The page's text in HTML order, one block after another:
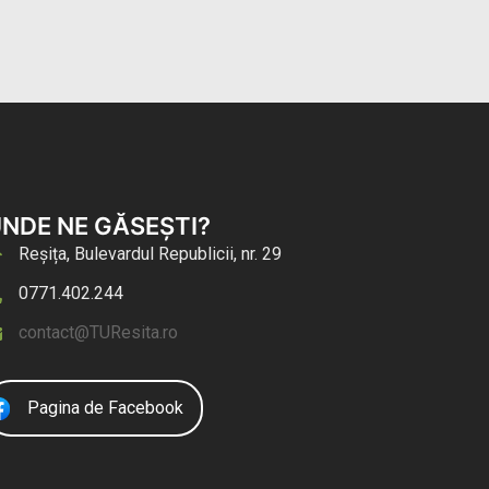
NE GĂSEȘTI?
Reșița, Bulevardul Republicii, nr. 29
0771.402.244
contact@TUResita.ro
Pagina de Facebook